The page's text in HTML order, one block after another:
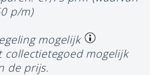
p/m)
mogelijk
collectietegoed mogelijk
de prijs.